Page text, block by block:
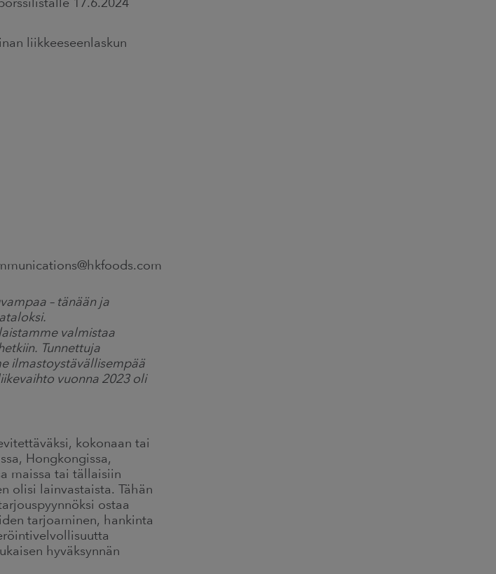
liikkeeseenlaskun
– tänään ja
valmistaa
Tunnettuja
ilmastoystävällisempää
vuonna 2023 oli
kokonaan tai
Hongkongissa,
maissa tai tällaisiin
olisi lainvastaista. Tähän
ostaa
tarjoaminen, hankinta
hyväksynnän